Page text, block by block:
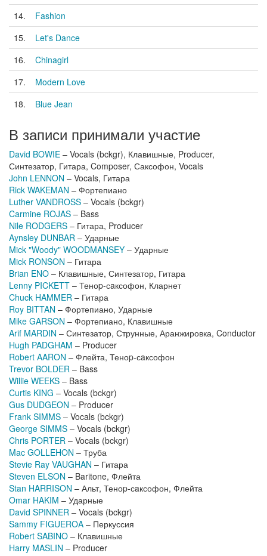
14.
Fashion
15.
Let's Dance
16.
Chinagirl
17.
Modern Love
18.
Blue Jean
В записи принимали участие
David BOWIE – Vocals (bckgr), Клавишные, Producer,
Синтезатор, Гитара, Composer, Саксофон, Vocals
John LENNON – Vocals, Гитара
Rick WAKEMAN – Фортепиано
Luther VANDROSS – Vocals (bckgr)
Carmine ROJAS – Bass
Nile RODGERS – Гитара, Producer
Aynsley DUNBAR – Ударные
Mick "Woody" WOODMANSEY – Ударные
Mick RONSON – Гитара
Brian ENO – Клавишные, Синтезатор, Гитара
Lenny PICKETT – Теноp-сaксофон, Кларнет
Chuck HAMMER – Гитара
Roy BITTAN – Фортепиано, Ударные
Mike GARSON – Фортепиано, Клавишные
Arif MARDIN – Синтезатор, Струнные, Аранжировка, Conductor
Hugh PADGHAM – Producer
Robert AARON – Флейта, Теноp-сaксофон
Trevor BOLDER – Bass
Willie WEEKS – Bass
Curtis KING – Vocals (bckgr)
Gus DUDGEON – Producer
Frank SIMMS – Vocals (bckgr)
George SIMMS – Vocals (bckgr)
Chris PORTER – Vocals (bckgr)
Mac GOLLEHON – Труба
Stevie Ray VAUGHAN – Гитара
Steven ELSON – Baritone, Флейта
Stan HARRISON – Альт, Теноp-сaксофон, Флейта
Omar HAKIM – Ударные
David SPINNER – Vocals (bckgr)
Sammy FIGUEROA – Перкуссия
Robert SABINO – Клавишные
Harry MASLIN – Producer